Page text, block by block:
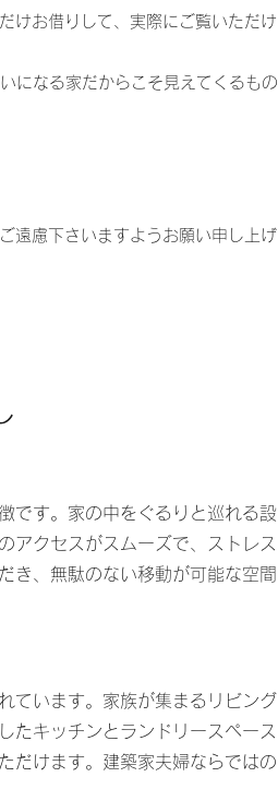
けお借りして、実際にご覧いただけ
になる家だからこそ見えてくるもの
遠慮下さいますようお願い申し上げ
です。家の中をぐるりと巡れる設
アクセスがスムーズで、ストレス
き、無駄のない移動が可能な空間
ています。家族が集まるリビング
たキッチンとランドリースペース
だけます。建築家夫婦ならではの